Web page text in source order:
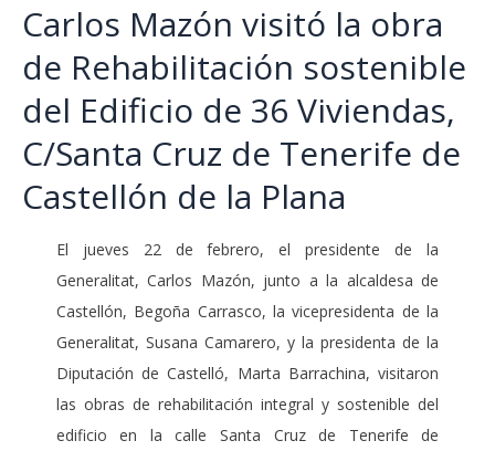
Carlos Mazón visitó la obra
de Rehabilitación sostenible
del Edificio de 36 Viviendas,
C/Santa Cruz de Tenerife de
Castellón de la Plana
El jueves 22 de febrero, el presidente de la
Generalitat, Carlos Mazón, junto a la alcaldesa de
Castellón, Begoña Carrasco, la vicepresidenta de la
Generalitat, Susana Camarero, y la presidenta de la
Diputación de Castelló, Marta Barrachina, visitaron
las obras de rehabilitación integral y sostenible del
edificio en la calle Santa Cruz de Tenerife de